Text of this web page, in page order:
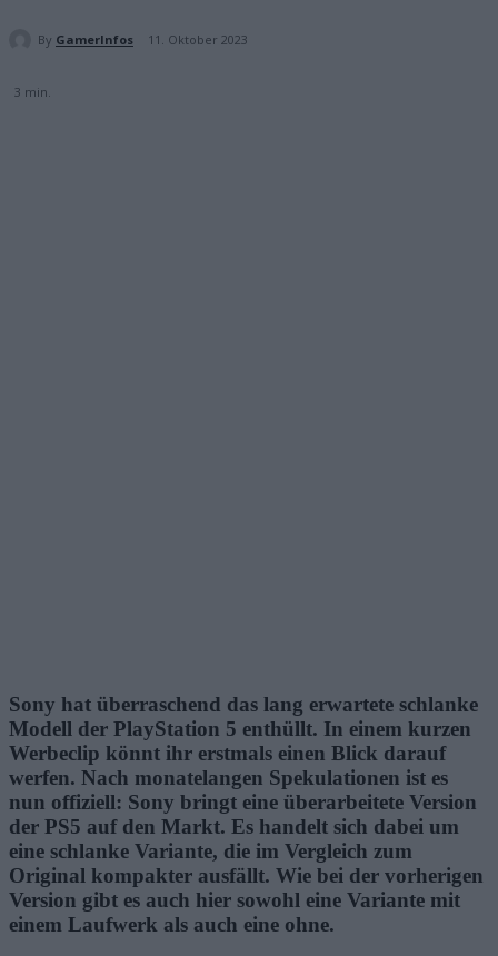
By GamerInfos 11. Oktober 2023
3 min.
Sony hat überraschend das lang erwartete schlanke
Modell der PlayStation 5 enthüllt. In einem kurzen
Werbeclip könnt ihr erstmals einen Blick darauf
werfen. Nach monatelangen Spekulationen ist es
nun offiziell: Sony bringt eine überarbeitete Version
der PS5 auf den Markt. Es handelt sich dabei um
eine schlanke Variante, die im Vergleich zum
Original kompakter ausfällt. Wie bei der vorherigen
Version gibt es auch hier sowohl eine Variante mit
einem Laufwerk als auch eine ohne.